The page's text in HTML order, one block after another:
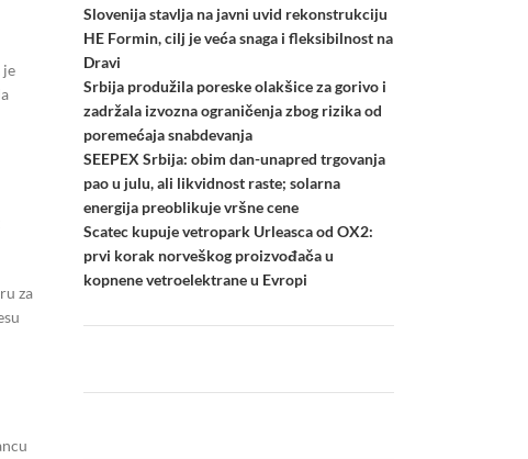
je
za
Slovenija stavlja na javni uvid rekonstrukciju
HE Formin, cilj je veća snaga i fleksibilnost na
Dravi
Srbija produžila poreske olakšice za gorivo i
zadržala izvozna ograničenja zbog rizika od
poremećaja snabdevanja
SEEPEX Srbija: obim dan-unapred trgovanja
pao u julu, ali likvidnost raste; solarna
energija preoblikuje vršne cene
Scatec kupuje vetropark Urleasca od OX2:
prvi korak norveškog proizvođača u
kopnene vetroelektrane u Evropi